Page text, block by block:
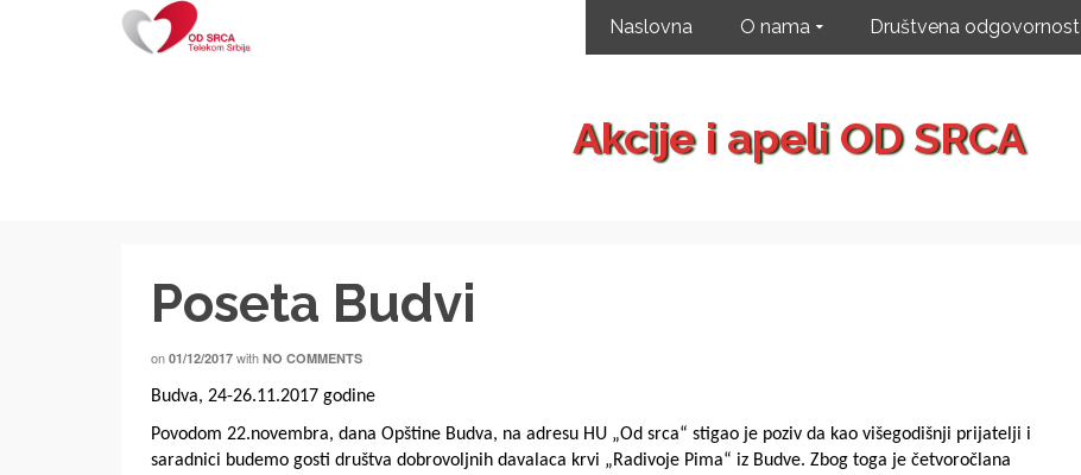
Naslovna O nama Društvena odgovornost
Akcije i apeli OD SRCA
Poseta Budvi
on 01/12/2017 with NO COMMENTS
Budva, 24-26.11.2017 godine
Povodom 22.novembra, dana Opštine Budva, na adresu HU „Od srca“ stigao je poziv da kao višegodišnji prijatelji i
saradnici budemo gosti društva dobrovoljnih davalaca krvi „Radivoje Pima“ iz Budve. Zbog toga je četvoročlana